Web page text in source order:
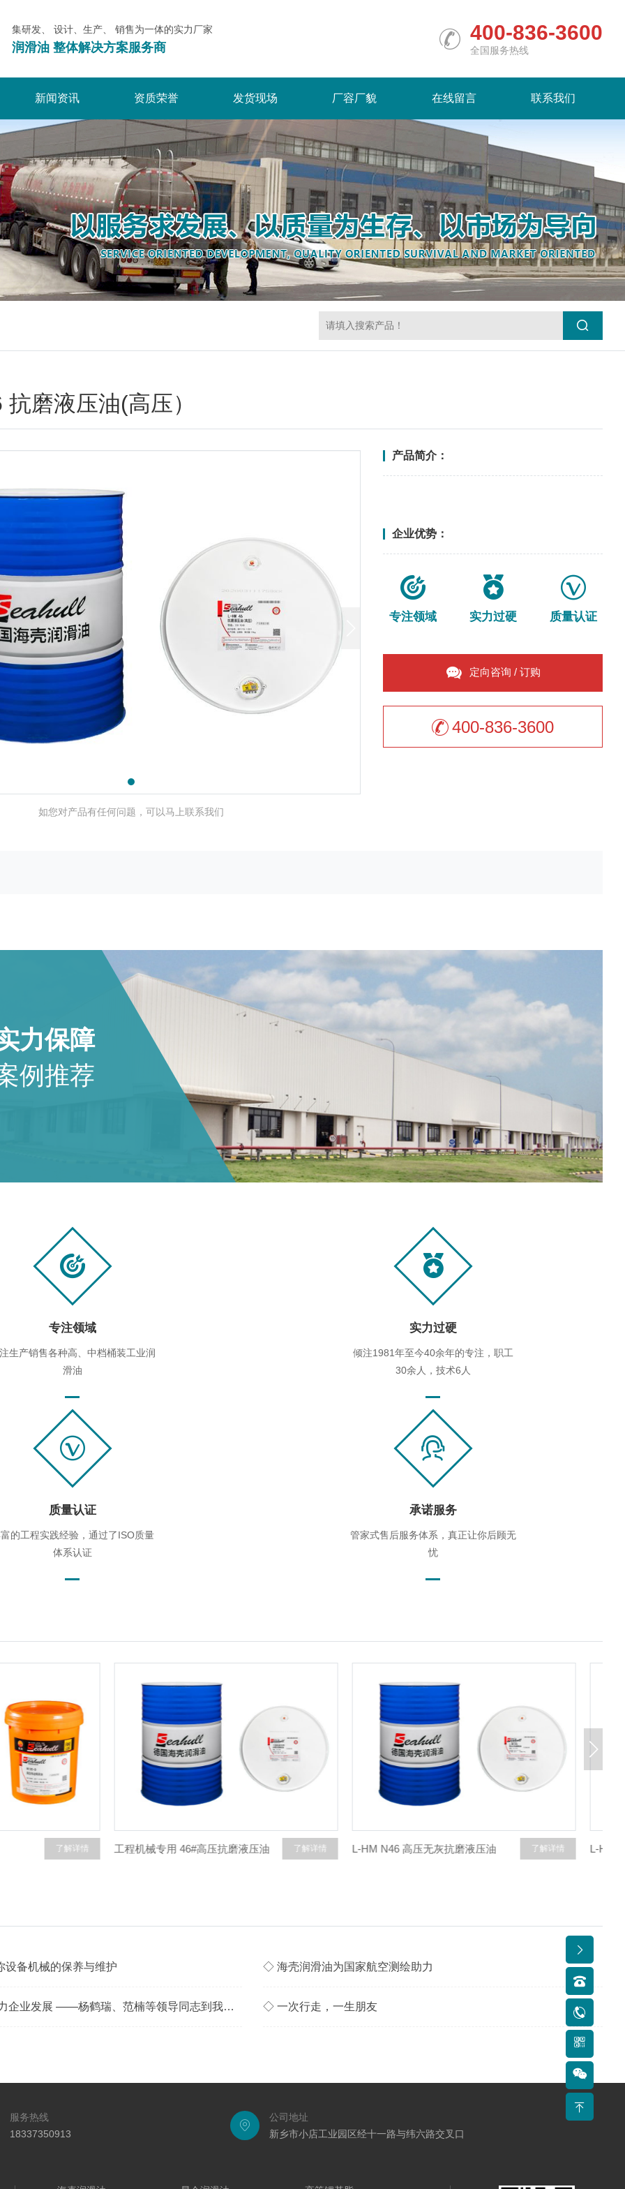
集研发、 设计、生产、 销售为一体的实力厂家
润滑油 整体解决方案服务商
400-836-3600
全国服务热线
新闻资讯 资质荣誉 发货现场 厂容厂貌 在线留言 联系我们
磨液压油(高压）
如您对产品有任何问题，可以马上联系我们
产品简介：
企业优势：
专注领域 实力过硬 质量认证
定向咨询 / 订购
400-836-3600
力保障
例推荐
专注领域
生产销售各种高、中档桶装工业润
滑油
实力过硬
倾注1981年至今40余年的专注，职工
30余人，技术6人
质量认证
的工程实践经验，通过了ISO质量
体系认证
承诺服务
管家式售后服务体系，真正让你后顾无
忧
抗磨液压油 了解详情 L-HM N46 高压无灰抗磨液压油 了解详情 L-HM N46 无灰抗磨液压油(高压) 了解详情
备机械的保养与维护 ◇ 海壳润滑油为国家航空测绘助力
◇ 务实帮扶解难 助力企业发展 ——杨鹤瑞、范楠等领导同志到我公司实地开展帮扶工作 ◇ 一次行走，一生朋友
服务热线
18337350913
公司地址
新乡市小店工业园区经十一路与纬六路交叉口